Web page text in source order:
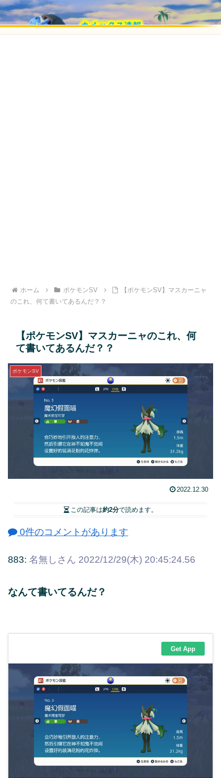
ホーム ポケモンSV
【ポケモンSV】マスカーニャ
のこれ、何て書いてあるんだ？？
【ポケモンSV】マスカーニャのこれ、何
て書いてあるんだ？？
ポケモンSV
2022.12.30
この記事は約2分で読めます。
0件のコメントがあります
883: 名無しさん 2022/12/29(木) 20:45:24.56
なんて書いてるんだ？